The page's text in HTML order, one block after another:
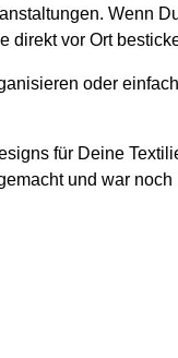
Wenn
direkt vor Ort
oder
für Deine
und war noch